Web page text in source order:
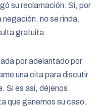
su reclamación. Si, por
no se rinda.
gratuita.
por adelantado por
una cita para discutir
Si es así, déjenos
que ganemos su caso.